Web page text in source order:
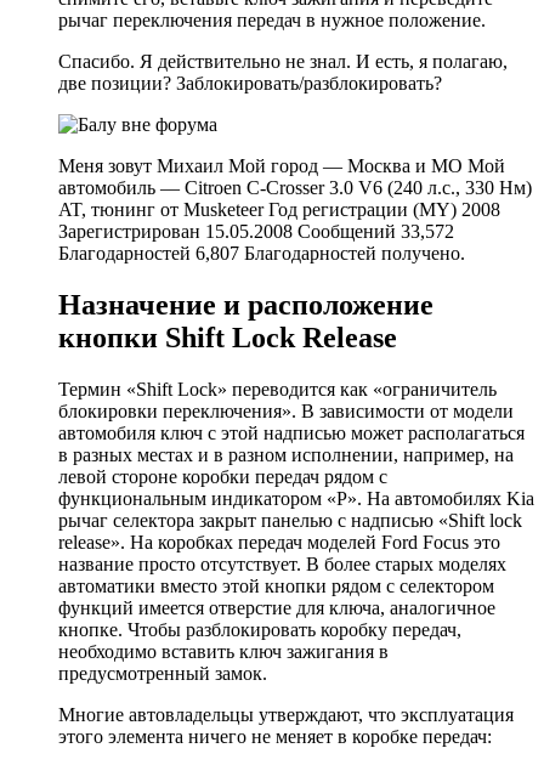
рычаг переключения передач в нужное положение.
Спасибо. Я действительно не знал. И есть, я полагаю,
две позиции? Заблокировать/разблокировать?
Меня зовут Михаил Мой город — Москва и МО Мой
автомобиль — Citroen C-Crosser 3.0 V6 (240 л.с., 330 Нм)
AT, тюнинг от Musketeer Год регистрации (MY) 2008
Зарегистрирован 15.05.2008 Сообщений 33,572
Благодарностей 6,807 Благодарностей получено.
Назначение и расположение
кнопки Shift Lock Release
Термин «Shift Lock» переводится как «ограничитель
блокировки переключения». В зависимости от модели
автомобиля ключ с этой надписью может располагаться
в разных местах и в разном исполнении, например, на
левой стороне коробки передач рядом с
функциональным индикатором «P». На автомобилях Kia
рычаг селектора закрыт панелью с надписью «Shift lock
release». На коробках передач моделей Ford Focus это
название просто отсутствует. В более старых моделях
автоматики вместо этой кнопки рядом с селектором
функций имеется отверстие для ключа, аналогичное
кнопке. Чтобы разблокировать коробку передач,
необходимо вставить ключ зажигания в
предусмотренный замок.
Многие автовладельцы утверждают, что эксплуатация
этого элемента ничего не меняет в коробке передач: